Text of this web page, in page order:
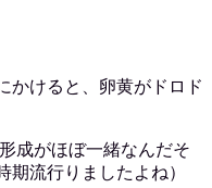
かけると、卵黄がドロド
成がほぼ一緒なんだそ
期流行りましたよね）